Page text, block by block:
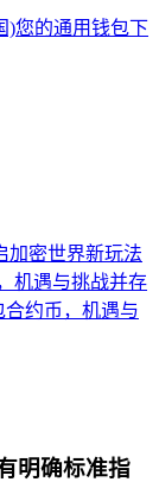
)您的通用钱包下
加密世界新玩法
机遇与挑战并存
约币，机遇与
明确标准指